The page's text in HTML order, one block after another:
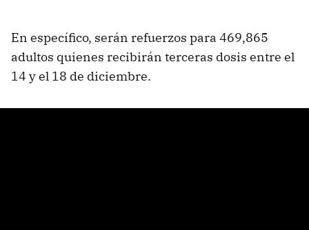
En específico, serán refuerzos para 469,865
adultos quienes recibirán terceras dosis entre el
14 y el 18 de diciembre.